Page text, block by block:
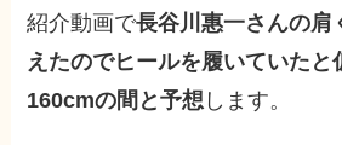
紹介動画で長谷川惠一さんの肩
えたのでヒールを履いていたと
160cmの間と予想 します。